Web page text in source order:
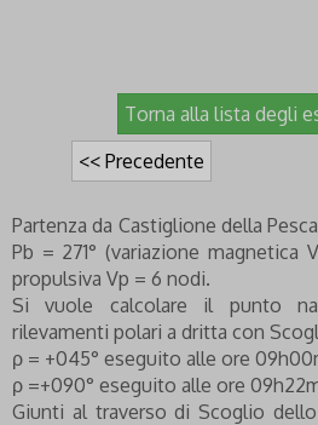
Torna alla lista degli
<< Precedente
Partenza da Castiglione della
Pb = 271° (variazione magnetica
propulsiva Vp = 6 nodi.
Si vuole calcolare il punto
rilevamenti polari a dritta con
ρ = +045° eseguito alle ore
ρ =+090° eseguito alle ore
Giunti al traverso di Scoglio